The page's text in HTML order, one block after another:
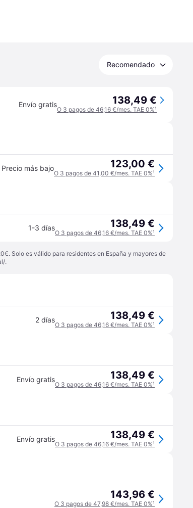
Recomendado
Envío gratis 138,49 €
O 3 pagos de 46,16 €/mes. TAE 0%¹
Precio más bajo 123,00 €
O 3 pagos de 41,00 €/mes. TAE 0%¹
1-3 días 138,49 €
O 3 pagos de 46,16 €/mes. TAE 0%¹
Solo es válido para residentes en España y mayores de
.
2 días 138,49 €
O 3 pagos de 46,16 €/mes. TAE 0%¹
Envío gratis 138,49 €
O 3 pagos de 46,16 €/mes. TAE 0%¹
Envío gratis 138,49 €
O 3 pagos de 46,16 €/mes. TAE 0%¹
143,96 €
O 3 pagos de 47,98 €/mes. TAE 0%¹